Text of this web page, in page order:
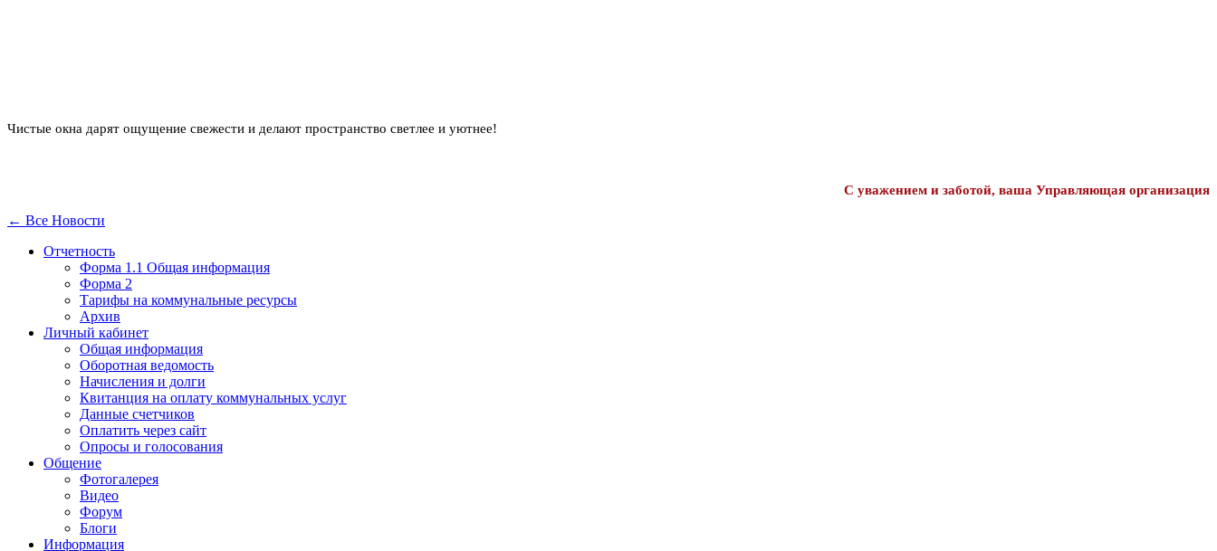
Чистые окна дарят ощущение свежести и делают пространство светлее и уютнее!
С уважением и заботой, ваша Управляющая организация
← Все Новости
Отчетность
Форма 1.1 Общая информация
Форма 2
Тарифы на коммунальные ресурсы
Архив
Личный кабинет
Общая информация
Оборотная ведомость
Начисления и долги
Квитанция на оплату коммунальных услуг
Данные счетчиков
Оплатить через сайт
Опросы и голосования
Общение
Фотогалерея
Видео
Форум
Блоги
Информация